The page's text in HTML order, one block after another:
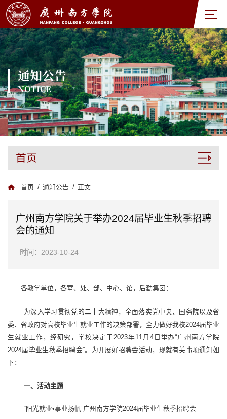
通知公告
NOTICE
首页
首页 / 通知公告 / 正文
广州南方学院关于举办2024届毕业生秋季招聘
会的通知
时间：2023-10-24
各教学单位，各室、处、部、中心、馆，后勤集团：
为深入学习贯彻党的二十大精神，全面落实党中央、国务院以及省
委、省政府对高校毕业生就业工作的决策部署，全力做好我校2024届毕业
生就业工作，经研究，学校决定于2023年11月4日举办“广州南方学院
2024届毕业生秋季招聘会”。为开展好招聘会活动，现就有关事项通知如
下：
一、活动主题
“阳光就业•事业扬帆”广州南方学院2024届毕业生秋季招聘会